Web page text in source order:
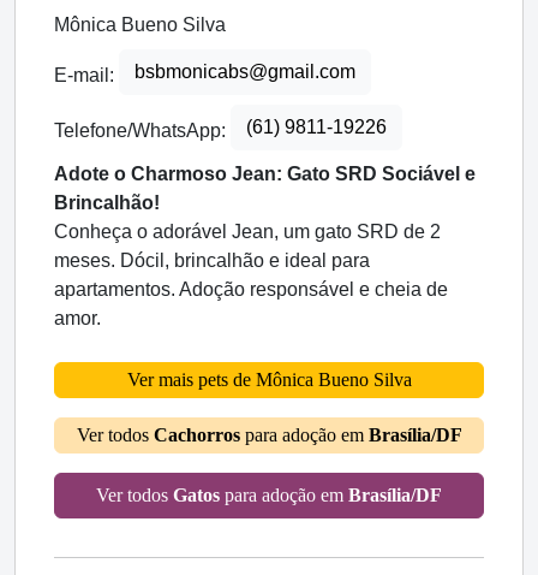
Mônica Bueno Silva
E-mail: bsbmonicabs@gmail.com
Telefone/WhatsApp: (61) 9811-19226
Adote o Charmoso Jean: Gato SRD Sociável e
Brincalhão!
Conheça o adorável Jean, um gato SRD de 2
meses. Dócil, brincalhão e ideal para
apartamentos. Adoção responsável e cheia de
amor.
Ver mais pets de Mônica Bueno Silva
Ver todos Cachorrospara adoção em Brasília/DF
Ver todos Gatos para adoção em Brasília/DF